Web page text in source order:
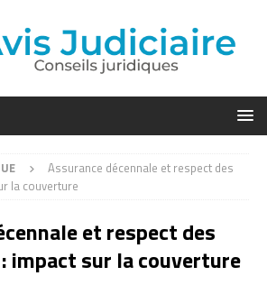
Assurance décennale et respect des
la couverture
et respect des
impact sur la couverture